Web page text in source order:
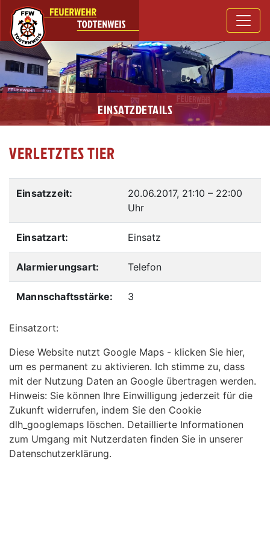
EINSATZDETAILS
VERLETZTES TIER
Einsatzzeit: 20.06.2017, 21:10 – 22:00
Uhr
Einsatzart: Einsatz
Alarmierungsart: Telefon
Mannschaftsstärke: 3
Einsatzort:
Diese Website nutzt Google Maps - klicken Sie hier,
um es permanent zu aktivieren. Ich stimme zu, dass
mit der Nutzung Daten an Google übertragen werden.
Hinweis: Sie können Ihre Einwilligung jederzeit für die
Zukunft widerrufen, indem Sie den Cookie
dlh_googlemaps löschen. Detaillierte Informationen
zum Umgang mit Nutzerdaten finden Sie in unserer
Datenschutzerklärung.